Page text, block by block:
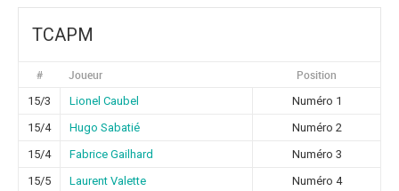
TCAPM
# Joueur Position
15/3 Lionel Caubel
Numéro 1
15/4
Hugo Sabatié
Numéro 2
15/4
Fabrice Gailhard
Numéro 3
15/5
Laurent Valette Numéro 4